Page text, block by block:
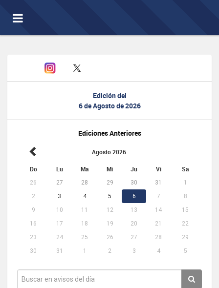
Toggle
navigation
Edición del
6 de Agosto de 2026
Ediciones Anteriores
Agosto 2026
Do Lu Ma Mi Ju Vi Sa
26 27 28 29 30 31
1
2
3 4 5 6 7
8
9
10 11 12 13 14
15
16
17 18 19 20 21
22
23
24 25 26 27 28
29
30
31 1 2 3 4 5